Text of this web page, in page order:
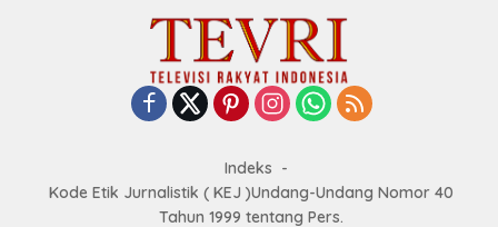
Indeks
Kode Etik Jurnalistik ( KEJ )Undang-Undang Nomor 40
Tahun 1999 tentang Pers.